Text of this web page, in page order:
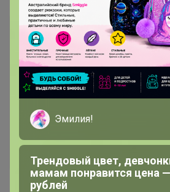
Эмилия!
Трендовый цвет,
мамам понравится цена
рублей